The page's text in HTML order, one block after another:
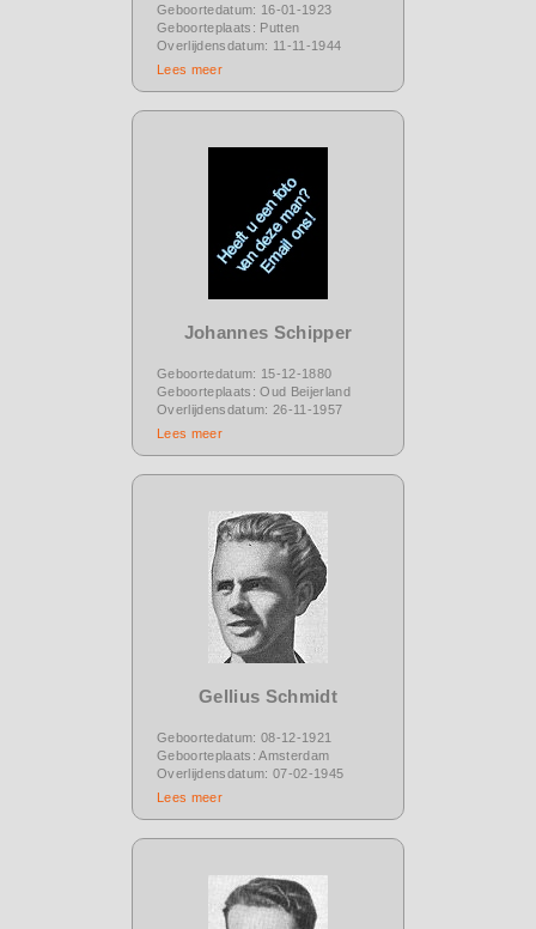
Geboortedatum: 16-01-1923
Geboorteplaats: Putten
Overlijdensdatum: 11-11-1944
Lees meer
Johannes Schipper
Geboortedatum: 15-12-1880
Geboorteplaats: Oud Beijerland
Overlijdensdatum: 26-11-1957
Lees meer
Gellius Schmidt
Geboortedatum: 08-12-1921
Geboorteplaats: Amsterdam
Overlijdensdatum: 07-02-1945
Lees meer